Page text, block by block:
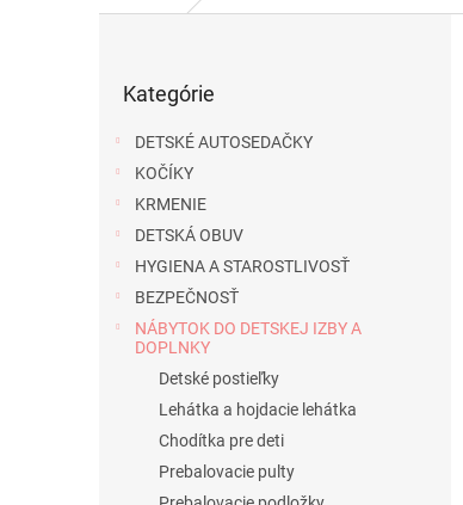
kategórie
Kategórie
DETSKÉ AUTOSEDAČKY
KOČÍKY
KRMENIE
DETSKÁ OBUV
HYGIENA A STAROSTLIVOSŤ
BEZPEČNOSŤ
NÁBYTOK DO DETSKEJ IZBY A
DOPLNKY
Detské postieľky
Lehátka a hojdacie lehátka
Chodítka pre deti
Prebalovacie pulty